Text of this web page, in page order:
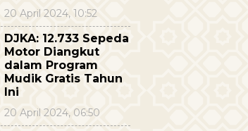
20 April 2024, 10:52
DJKA: 12.733 Sepeda
Motor Diangkut
dalam Program
Mudik Gratis Tahun
Ini
20 April 2024, 06:50